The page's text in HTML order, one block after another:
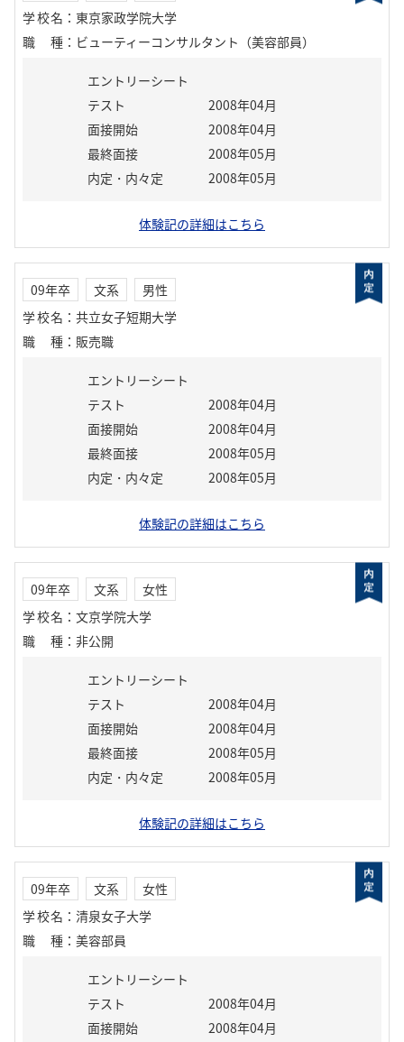
学校名 ： 東京家政学院大学
職種 ： ビューティーコンサルタント（美容部員）
エントリーシート
テスト
2008年04月
面接開始
2008年04月
最終面接
2008年05月
内定・内々定
2008年05月
体験記の詳細はこちら
09年卒 文系
男性
学校名 ： 共立女子短期大学
職種 ： 販売職
エントリーシート
テスト
2008年04月
面接開始
2008年04月
最終面接
2008年05月
内定・内々定
2008年05月
体験記の詳細はこちら
09年卒 文系
女性
学校名 ： 文京学院大学
職種 ： 非公開
エントリーシート
テスト
2008年04月
面接開始
2008年04月
最終面接
2008年05月
内定・内々定
2008年05月
体験記の詳細はこちら
09年卒 文系
女性
学校名 ： 清泉女子大学
職種 ： 美容部員
エントリーシート
テスト
2008年04月
面接開始
2008年04月